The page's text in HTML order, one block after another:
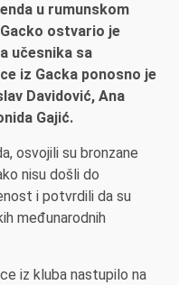
u rumunskom
ostvario je
učesnika sa
iz Gacka ponosno je
Davidović, Ana
Gajić.
osvojili su bronzane
nisu došli do
i potvrdili da su
međunarodnih
iz kluba nastupilo na